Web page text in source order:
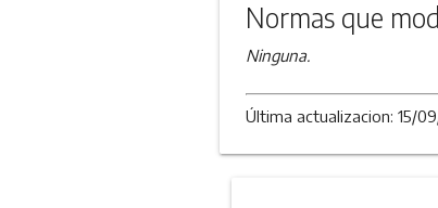
Normas que
Ninguna.
Última actualizacion: 15/